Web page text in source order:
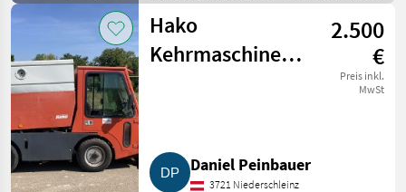
Zametací stroj
Hako
Kehrmaschine
2.500
€
Preis inkl.
MwSt
Daniel Peinbauer
3721 Niederschleinz